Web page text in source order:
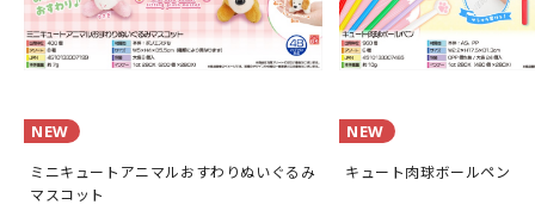
NEW
ミニキュートアニマルおすわりぬいぐるみ
マスコット
NEW
キュート肉球ボールペン